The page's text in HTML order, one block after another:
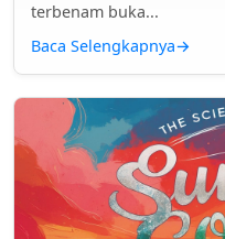
terbenam buka...
Baca Selengkapnya→